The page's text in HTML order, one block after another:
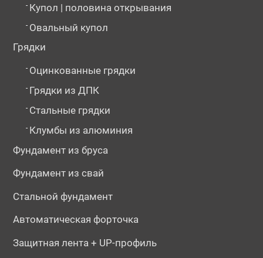
- Купол | половина открывания
- Овальный купол
Грядки
- Оцинкованные грядки
- Грядки из ДПК
- Стальные грядки
- Клумбы из алюминия
Фундамент из бруса
Фундамент из свай
Стальной фундамент
Автоматическая форточка
Защитная лента + UP-профиль